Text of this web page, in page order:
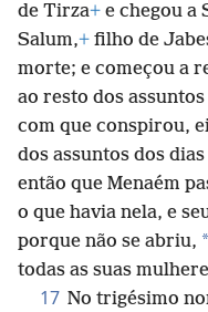
de Tirza+ e chegou a
Salum,+ filho de
morte; e começou a
ao resto dos
com que conspirou,
dos assuntos dos
então que Menaém
o que havia nela, e
porque não se abriu, *
todas as suas
17 No trigésimo